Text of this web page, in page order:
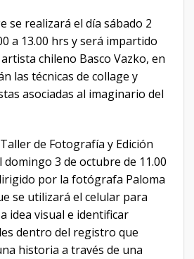
se realizará el día sábado 2
a 13.00 hrs y será impartido
chileno Basco Vazko, en
las técnicas de collage y
asociadas al imaginario del
de Fotografía y Edición
3 de octubre de 11.00
por la fotógrafa Paloma
se utilizará el celular para
idea visual e identificar
dentro del registro que
historia a través de una